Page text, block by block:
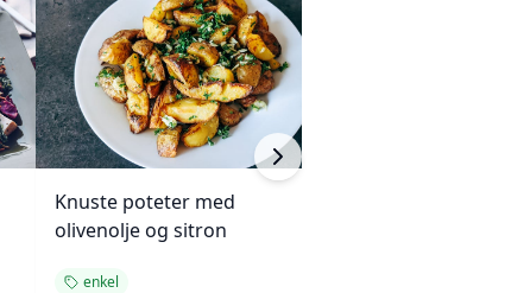
Knuste poteter med
olivenolje og sitron
enkel